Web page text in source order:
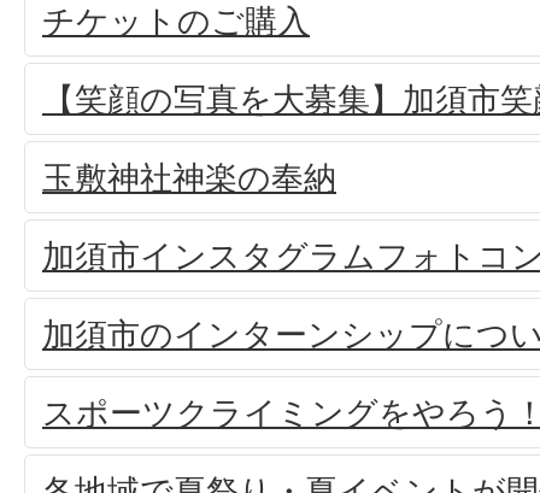
チケットのご購入
【笑顔の写真を大募集】加須市
玉敷神社神楽の奉納
加須市インスタグラムフォトコ
加須市のインターンシップにつ
スポーツクライミングをやろう